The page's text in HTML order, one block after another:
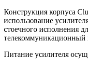
Конструкция корпуса
использование
стоечного исполнения
Питание усилителя